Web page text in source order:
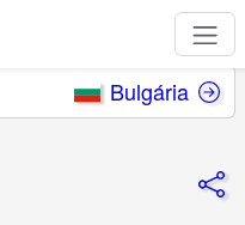
Bulgária